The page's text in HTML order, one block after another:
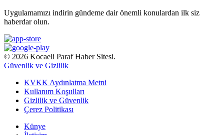
Uygulamamızı indirin gündeme dair önemli konulardan ilk siz
haberdar olun.
© 2026 Kocaeli Paraf Haber Sitesi.
Güvenlik ve Gizlilik
KVKK Aydınlatma Metni
Kullanım Koşulları
Gizlilik ve Güvenlik
Çerez Politikası
Künye